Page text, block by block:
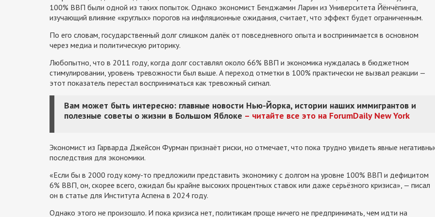
100% ВВП были одной из таких попыток. Однако экономист Бенджамин Ларин из Университета Йёнчёпинга,
изучающий влияние «круглых» порогов на инфляционные ожидания, считает, что эффект будет ограниченным.
По его словам, государственный долг слишком далёк от повседневного опыта и воспринимается в основном
через медиа и политическую риторику.
Любопытно, что в 2011 году, когда долг составлял около 66% ВВП и экономика нуждалась в бюджетном
стимулировании, уровень тревожности был выше. А переход отметки в 100% практически не вызвал реакции —
этот показатель перестал восприниматься как тревожный сигнал.
Вам может быть интересно: главные новости Нью-Йорка, истории наших иммигрантов и
полезные советы о жизни в Большом Яблоке – читайте все это на ForumDaily New York
Экономист из Гарварда Джейсон Фурман признаёт риски, но отмечает, что пока трудно увидеть явные
последствия для экономики.
«Если бы в 2000 году кому-то предложили представить экономику с долгом на уровне 100% ВВП и дефицитом
6% ВВП, он, скорее всего, ожидал бы крайне высоких процентных ставок или даже серьёзного кризиса», — писал
он в статье для Института Аспена в 2024 году.
Однако этого не произошло. И пока кризиса нет, политикам проще ничего не предпринимать, чем идти на